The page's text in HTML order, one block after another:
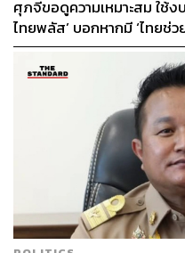
ศุภจีขอดูความเหมาะสม ใช้ง
ไทยพลัส’ บอกหากมี ‘ไทยช่
ต้องออกพร้อมกัน